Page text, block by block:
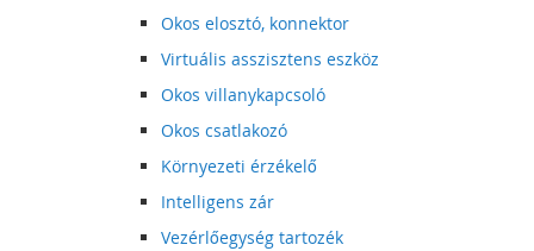
Okos elosztó, konnektor
Virtuális asszisztens eszköz
Okos villanykapcsoló
Okos csatlakozó
Környezeti érzékelő
Intelligens zár
Vezérlőegység tartozék